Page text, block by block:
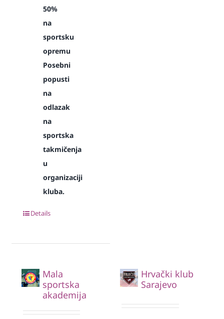
50%
na
sportsku
opremu
Posebni
popusti
na
odlazak
na
sportska
takmičenja
u
organizaciji
kluba.
Details
Mala
sportska
akademija
Hrvački klub
Sarajevo